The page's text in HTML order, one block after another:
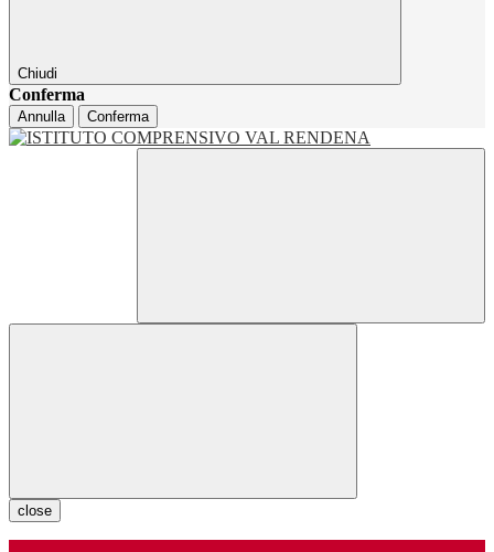
Chiudi
Conferma
Annulla Conferma
close